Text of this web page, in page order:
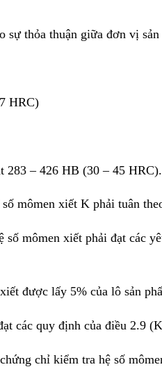
sự thỏa thuận giữa đơn vị
HRC)
283 – 426 HB (30 – 45 HRC).
mômen xiết K phải tuân
số mômen xiết phải đạt các
được lấy 5% của lô sản
các quy định của điều 2.9
chỉ kiểm tra hệ số